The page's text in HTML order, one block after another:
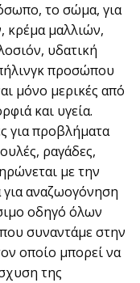
το σώμα, για
κρέμα μαλλιών,
υδατική
προσώπου
μόνο μερικές από
και υγεία.
για προβλήματα
ραγάδες,
με την
αναζωογόνηση
οδηγό όλων
συναντάμε στην
οποίο μπορεί να
της